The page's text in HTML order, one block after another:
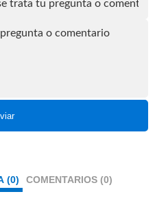
(0) COMENTARIOS (0)